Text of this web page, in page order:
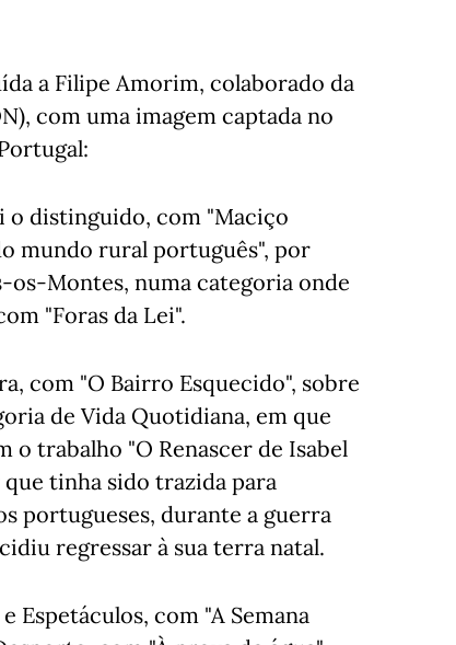
a Filipe Amorim, colaborado da
com uma imagem captada no
o distinguido, com "Maciço
mundo rural português", por
os-Montes, numa categoria onde
"Foras da Lei".
com "O Bairro Esquecido", sobre
de Vida Quotidiana, em que
o trabalho "O Renascer de Isabel
tinha sido trazida para
portugueses, durante a guerra
regressar à sua terra natal.
Espetáculos, com "A Semana